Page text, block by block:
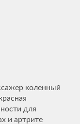
коленный
для
и артрите